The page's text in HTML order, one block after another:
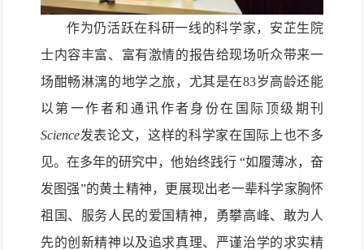
作为仍活跃在科研一线的科学家，安芷生院
士内容丰富、富有激情的报告给现场听众带来一
场酣畅淋漓的地学之旅，尤其是在83岁高龄还能
以第一作者和通讯作者身份在国际顶级期刊
Science发表论文，这样的科学家在国际上也不多
见。在多年的研究中，他始终践行 “如履薄冰，奋
发图强”的黄土精神，更展现出老一辈科学家胸怀
祖国、服务人民的爱国精神，勇攀高峰、敢为人
先的创新精神以及追求真理、严谨治学的求实精